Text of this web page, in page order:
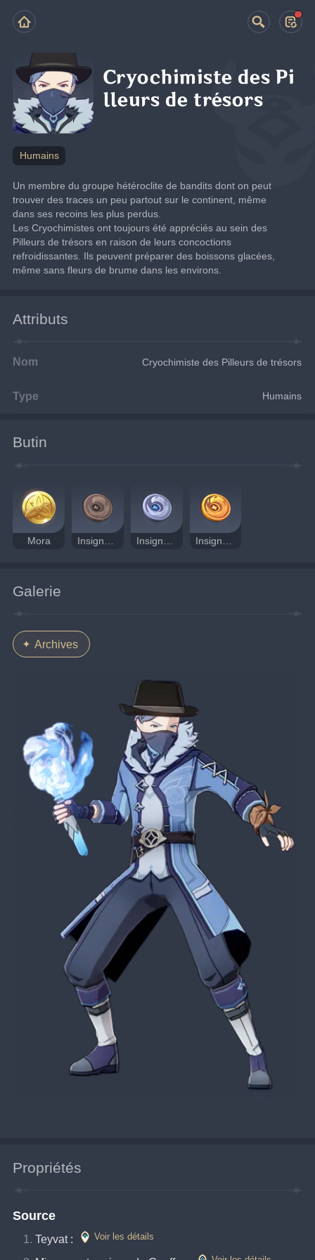
Cryochimiste des Pi
lleurs de trésors
Humains
Un membre du groupe hétéroclite de bandits dont on peut
trouver des traces un peu partout sur le continent, même
dans ses recoins les plus perdus.
Les Cryochimistes ont toujours été appréciés au sein des
Pilleurs de trésors en raison de leurs concoctions
refroidissantes. Ils peuvent préparer des boissons glacées,
même sans fleurs de brume dans les environs.
Attributs
Nom Cryochimiste des Pilleurs de trésors
Type Humains
Butin
Mora Insigne des Pilleurs Insigne de corbeau en argent Insigne de corbeau en or
Galerie
Archives
Propriétés
Source
Teyvat : Voir les détails